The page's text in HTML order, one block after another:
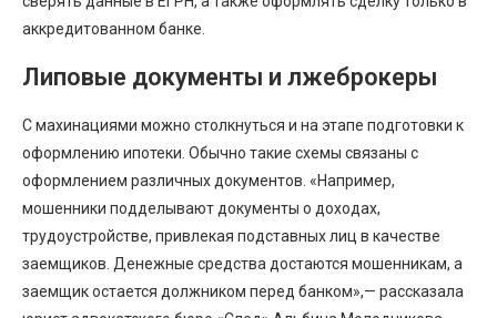
аккредитованном банке.
Липовые документы и лжеброкеры
С махинациями можно столкнуться и на этапе подготовки к
оформлению ипотеки. Обычно такие схемы связаны с
оформлением различных документов. «Например,
мошенники подделывают документы о доходах,
трудоустройстве, привлекая подставных лиц в качестве
заемщиков. Денежные средства достаются мошенникам, а
заемщик остается должником перед банком»,— рассказала